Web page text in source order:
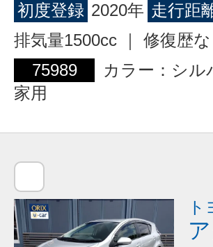
初度登録 2020年 走行距
排気量1500cc ｜ 修復歴
75989
カラー：シル
家用
ト